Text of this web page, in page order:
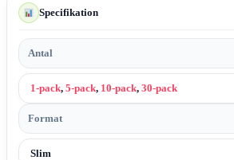
Specifikation
Antal
1-pack, 5-pack, 10-pack, 30-pack
Format
Slim